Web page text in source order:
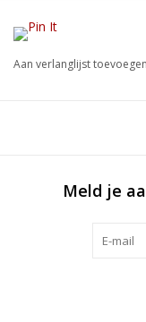
met het donkerdere
bruin gestoomd
formaat snijplank
verschillende
Aan verlanglijst toevoegen
Meld je